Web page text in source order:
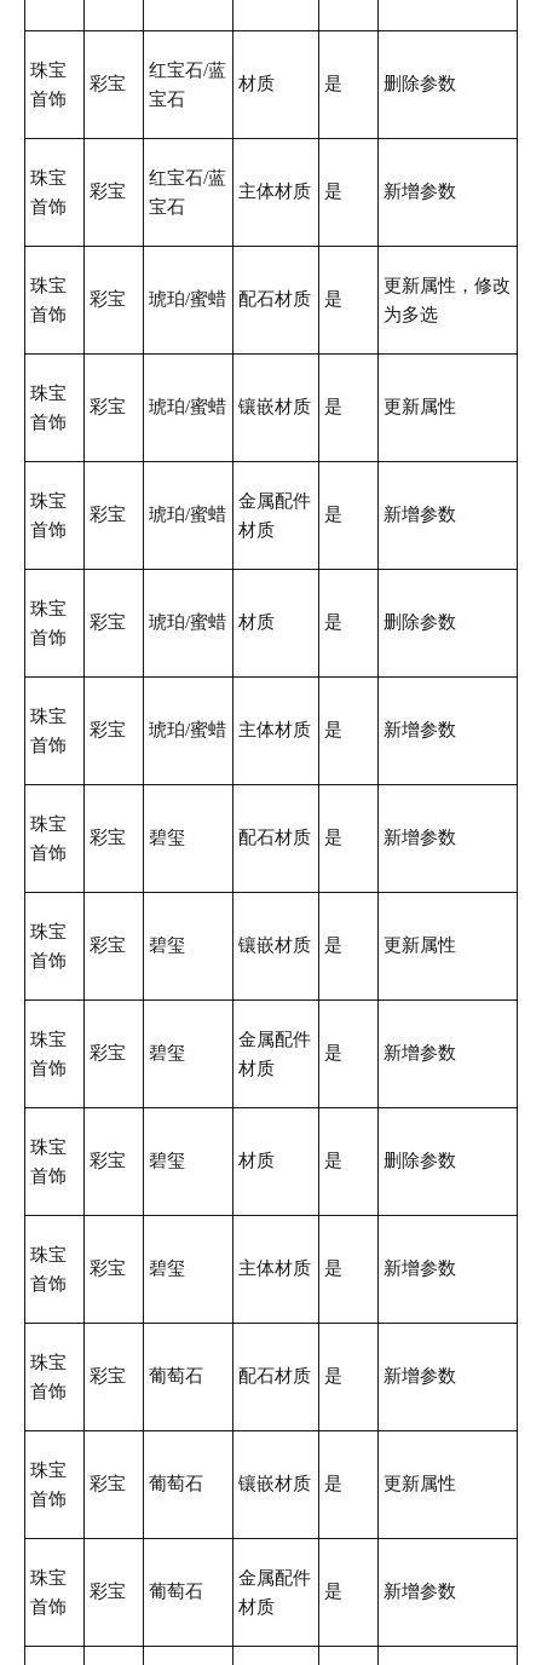
珠宝
首饰
彩宝
红宝石/蓝
宝石
材质 是 删除参数
珠宝
首饰
彩宝
红宝石/蓝
宝石
主体材质 是 新增参数
珠宝
首饰
彩宝 琥珀/蜜蜡 配石材质 是
更新属性，修改
为多选
珠宝
首饰
彩宝 琥珀/蜜蜡 镶嵌材质 是 更新属性
珠宝
首饰
彩宝 琥珀/蜜蜡
金属配件
材质
是 新增参数
珠宝
首饰
彩宝 琥珀/蜜蜡 材质 是 删除参数
珠宝
首饰
彩宝 琥珀/蜜蜡 主体材质 是 新增参数
珠宝
首饰
彩宝 碧玺 配石材质 是 新增参数
珠宝
首饰
彩宝 碧玺 镶嵌材质 是 更新属性
珠宝
首饰
彩宝 碧玺
金属配件
材质
是 新增参数
珠宝
首饰
彩宝 碧玺 材质 是 删除参数
珠宝
首饰
彩宝 碧玺 主体材质 是 新增参数
珠宝
首饰
彩宝 葡萄石 配石材质 是 新增参数
珠宝
首饰
彩宝 葡萄石 镶嵌材质 是 更新属性
珠宝
首饰
彩宝 葡萄石
金属配件
材质
是 新增参数